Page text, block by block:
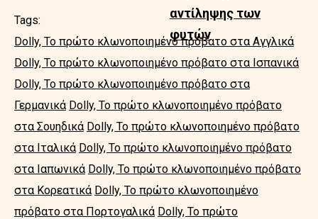
αντίληψης των
φυτών
Tags:
Dolly, Το πρώτο κλωνοποιημένο πρόβατο στα Αγγλικά
Dolly, Το πρώτο κλωνοποιημένο πρόβατο στα Ισπανικά
Dolly, Το πρώτο κλωνοποιημένο πρόβατο στα
Γερμανικά Dolly, Το πρώτο κλωνοποιημένο πρόβατο
στα Σουηδικά Dolly, Το πρώτο κλωνοποιημένο πρόβατο
στα Ιταλικά Dolly, Το πρώτο κλωνοποιημένο πρόβατο
στα Ιαπωνικά Dolly, Το πρώτο κλωνοποιημένο πρόβατο
στα Κορεατικά Dolly, Το πρώτο κλωνοποιημένο
πρόβατο στα Πορτογαλικά Dolly, Το πρώτο